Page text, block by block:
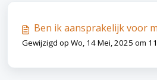
Ben ik aansprakelijk voor
Gewijzigd op Wo, 14 Mei, 2025 om